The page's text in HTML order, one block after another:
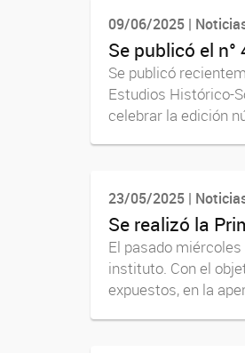
09/06/2025 |
Se publicó el n°
Se publicó
Estudios Histórico-
celebrar la edición
23/05/2025 |
Se realizó la
El pasado
instituto. Con el
expuestos, en la